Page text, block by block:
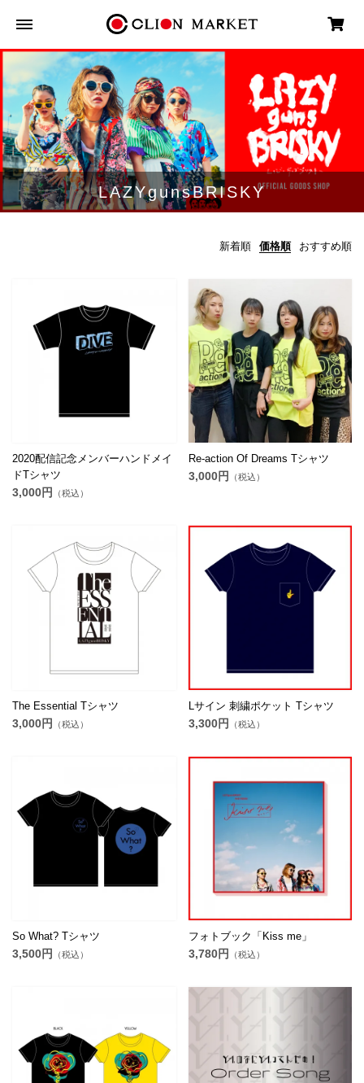
LAZYgunsBRISKY
新着順 価格順 おすすめ順
2020配信記念メンバーハンドメイ
ドTシャツ
3,000円 （税込）
Re-action Of Dreams Tシャツ
3,000円 （税込）
The Essential Tシャツ
3,000円 （税込）
Lサイン 刺繍ポケット Tシャツ
3,300円 （税込）
So What? Tシャツ
3,500円 （税込）
フォトブック「Kiss me」
3,780円 （税込）